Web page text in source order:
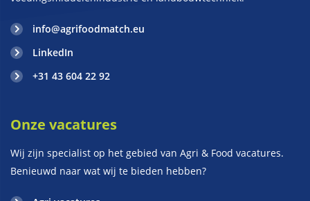
info@agrifoodmatch.eu
LinkedIn
+31 43 604 22 92
Onze vacatures
Wij zijn specialist op het gebied van Agri & Food vacatures.
Benieuwd naar wat wij te bieden hebben?